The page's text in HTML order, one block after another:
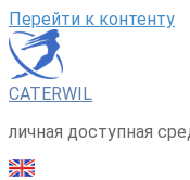
Перейти к контенту
CATERWIL
личная доступная